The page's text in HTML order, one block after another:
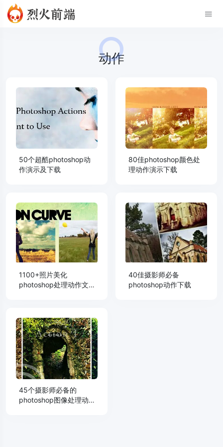
动作
50个超酷photoshop动
作演示及下载
80佳photoshop颜色处
理动作演示下载
1100+照片美化
photoshop处理动作文
40佳摄影师必备
photoshop动作下载
45个摄影师必备的
photoshop图像处理动